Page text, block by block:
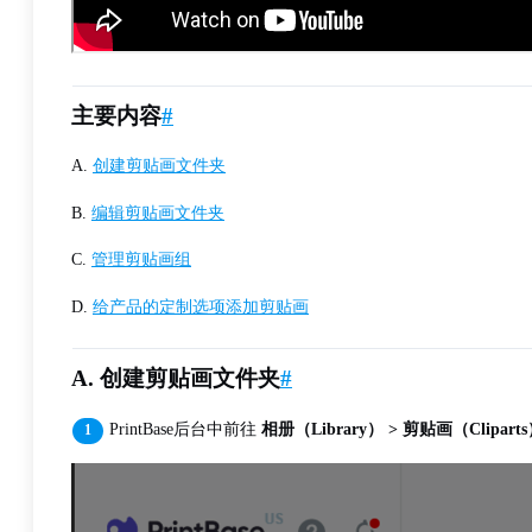
主要内容#
A. 创建剪贴画文件夹
B. 编辑剪贴画文件夹
C. 管理剪贴画组
D. 给产品的定制选项添加剪贴画
A. 创建剪贴画文件夹#
PrintBase后台中前往 相册（Library） > 剪贴画（Cliparts